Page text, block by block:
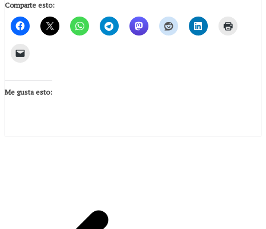
Comparte esto:
Me gusta esto: